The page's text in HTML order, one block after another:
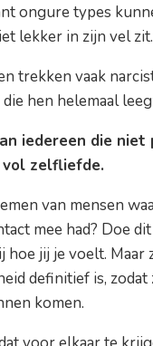
ongure types
lekker in zijn vel zit.
trekken vaak
hen helemaal
iedereen die niet
zelfliefde.
van mensen
mee had? Doe
hoe jij je voelt.
definitief is,
komen.